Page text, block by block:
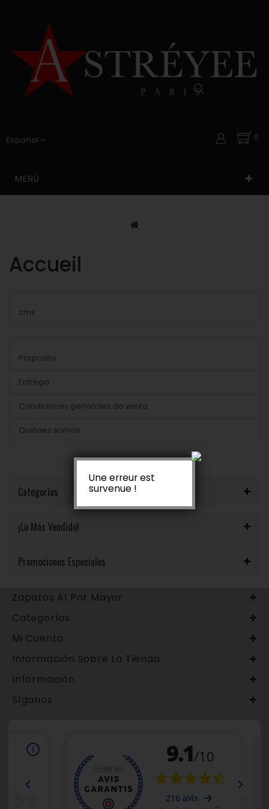
Español 0
MENÚ
Accueil
cms
Proposito
Entrega
Condiciones generales de venta
Quiénes somos
Categorías
¡Lo Más Vendido!
Promociones Especiales
Zapatos Al Por Mayor
Categorías
Mi Cuenta
Información Sobre La Tienda
Información
Síganos
Une erreur est
survenue !